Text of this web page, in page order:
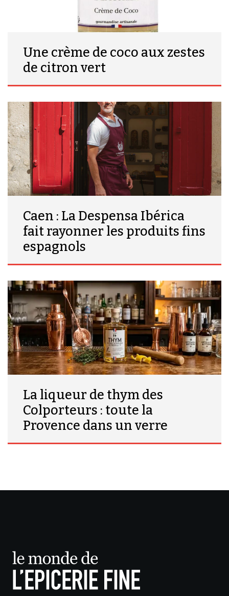
Une crème de coco aux zestes
de citron vert
Caen : La Despensa Ibérica
fait rayonner les produits fins
espagnols
La liqueur de thym des
Colporteurs : toute la
Provence dans un verre